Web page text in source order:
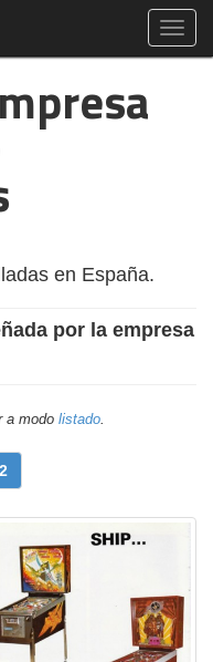
en España.
por la empresa
a modo listado.
2